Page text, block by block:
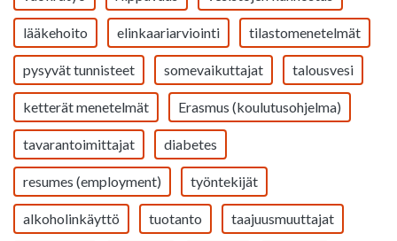
lääkehoito elinkaariarviointi tilastomenetelmät
pysyvät tunnisteet somevaikuttajat talousvesi
ketterät menetelmät Erasmus (koulutusohjelma)
tavarantoimittajat diabetes
resumes (employment) työntekijät
alkoholinkäyttö tuotanto taajuusmuuttajat